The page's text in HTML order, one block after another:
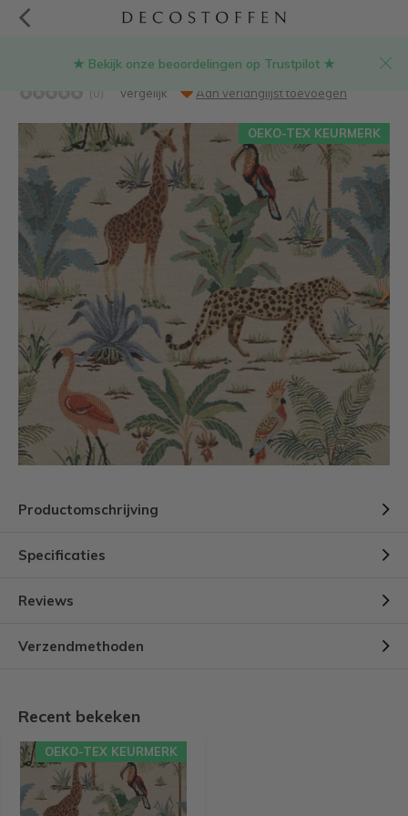
★ Bekijk onze beoordelingen op Trustpilot ★
Jungle gobelin stof
(0) Vergelijk Aan verlanglijst toevoegen
OEKO-TEX KEURMERK
Productomschrijving
Specificaties
Reviews
Verzendmethoden
Recent bekeken
OEKO-TEX KEURMERK